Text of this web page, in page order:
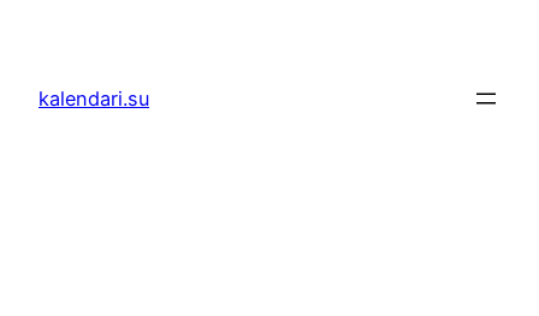
sadržaja
kalendari.su